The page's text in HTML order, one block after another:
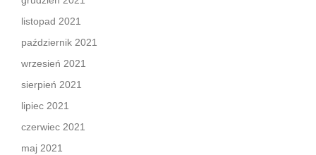
listopad 2021
październik 2021
wrzesień 2021
sierpień 2021
lipiec 2021
czerwiec 2021
maj 2021